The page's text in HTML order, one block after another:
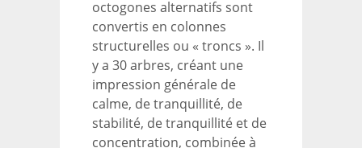
octogones alternatifs sont
convertis en colonnes
structurelles ou « troncs ». Il
y a 30 arbres, créant une
impression générale de
calme, de tranquillité, de
stabilité, de tranquillité et de
concentration, combinée à